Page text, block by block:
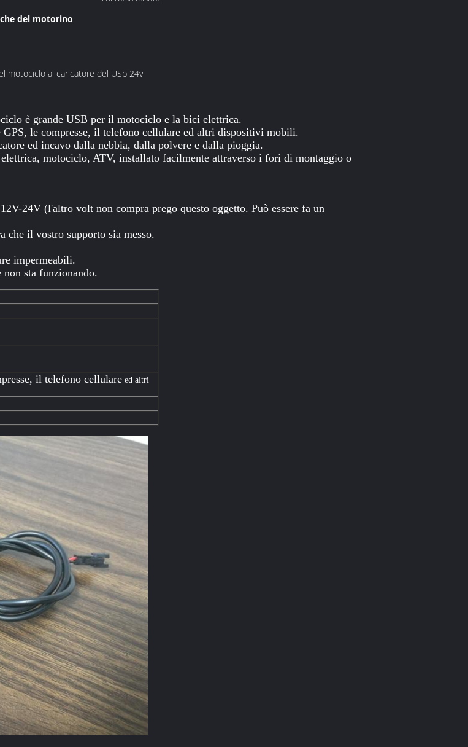
del motorino
motociclo al caricatore del USb 24v
è grande USB per il motociclo e la bici elettrica.
le compresse, il telefono cellulare ed altri dispositivi mobili.
ed incavo dalla nebbia, dalla polvere e dalla pioggia.
motociclo, ATV, installato facilmente attraverso i fori di montaggio o
24V (l'altro volt non compra prego questo oggetto. Può essere fa un
che il vostro supporto sia messo.
impermeabili.
sta funzionando.
il telefono cellulare ed altri